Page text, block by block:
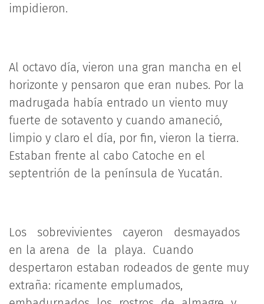
impidieron.
Al octavo día, vieron una gran mancha en el
horizonte y pensaron que eran nubes. Por la
madrugada había entrado un viento muy
fuerte de sotavento y cuando amaneció,
limpio y claro el día, por fin, vieron la tierra.
Estaban frente al cabo Catoche en el
septentrión de la península de Yucatán.
Los sobrevivientes cayeron desmayados
en la arena de la playa. Cuando
despertaron estaban rodeados de gente muy
extraña: ricamente emplumados,